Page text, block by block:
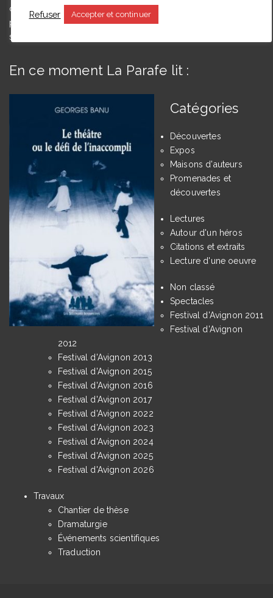
comité du Syndicat de la critique. Ce blog, créé en 2009, a
pour but de partager des expériences de lectrice et de
spectatrice.
En ce moment La Parafe lit :
Catégories
Découvertes
Expos
Maisons d'auteurs
Promenades et
découvertes
Lectures
Autour d'un héros
Citations et extraits
Lecture d'une oeuvre
Non classé
Spectacles
Festival d'Avignon 2011
Festival d'Avignon
2012
Festival d'Avignon 2013
Festival d'Avignon 2015
Festival d'Avignon 2016
Festival d'Avignon 2017
Festival d'Avignon 2022
Festival d'Avignon 2023
Festival d'Avignon 2024
Festival d'Avignon 2025
Festival d'Avignon 2026
Travaux
Chantier de thèse
Dramaturgie
Événements scientifiques
Traduction
Refuser Accepter et continuer